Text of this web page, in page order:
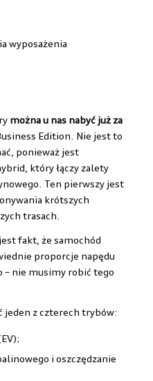
wyposażenia
można u nas nabyć już za
Edition. Nie jest to
ponieważ jest
który łączy zalety
Ten pierwszy jest
krótszych
trasach.
fakt, że samochód
proporcje napędu
– nie musimy robić tego
jeden z czterech trybów: